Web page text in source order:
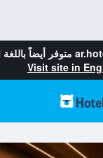
متوفر أيضاً باللغة
Visit site in